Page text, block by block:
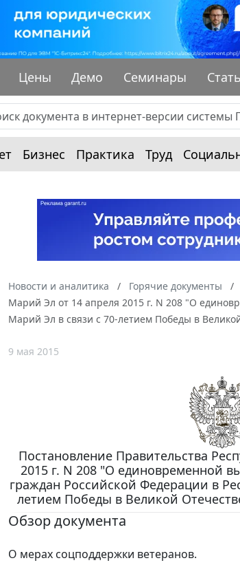
Цены Демо Семинары
Бизнес Практика Труд
Новости и аналитика Горячие документы
Марий Эл от 14 апреля 2015 г. N 208 "О
Марий Эл в связи с 70-летием Победы в
9 мая 2015
Постановление Правительства
2015 г. N 208 "О единовременной
граждан Российской Федерации в
летием Победы в Великой
Обзор документа
О мерах соцподдержки ветеранов.